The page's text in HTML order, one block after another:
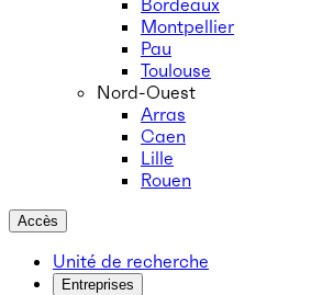
Bordeaux
Montpellier
Pau
Toulouse
Nord-Ouest
Arras
Caen
Lille
Rouen
Accès
Unité de recherche
Entreprises